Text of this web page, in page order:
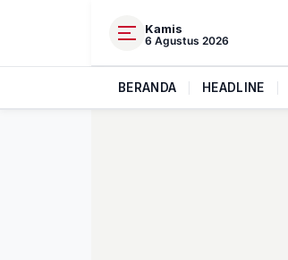
Kamis
6 Agustus 2026
BERANDA HEADLINE